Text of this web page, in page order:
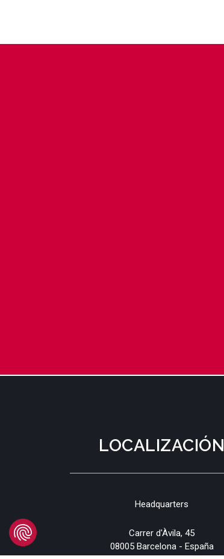
LOCALIZACIÓN
Headquarters
Carrer d'Àvila, 45
08005 Barcelona - España